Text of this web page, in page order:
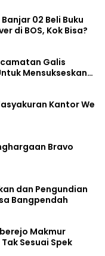
02 Beli Buku
di BOS, Kok Bisa?
Galis
Mensukseskan
Kantor We
Bravo
dan Pengundian
Bangpendah
Makmur
Sesuai Spek